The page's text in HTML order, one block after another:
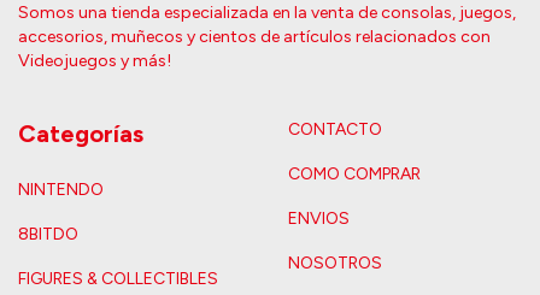
Somos una tienda especializada en la venta de consolas, juegos,
accesorios, muñecos y cientos de artículos relacionados con
Videojuegos y más!
Categorías
NINTENDO
8BITDO
FIGURES & COLLECTIBLES
CONTACTO
COMO COMPRAR
ENVIOS
NOSOTROS